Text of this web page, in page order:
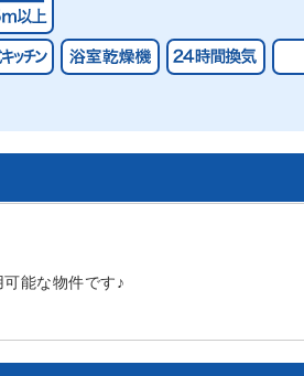
能な物件です♪